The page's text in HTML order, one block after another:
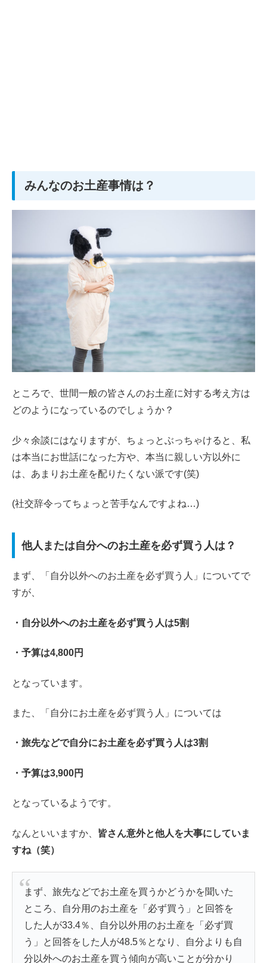
みんなのお土産事情は？
ところで、世間一般の皆さんのお土産に対する考え方は
どのようになっているのでしょうか？
少々余談にはなりますが、ちょっとぶっちゃけると、私
は本当にお世話になった方や、本当に親しい方以外に
は、あまりお土産を配りたくない派です(笑)
(社交辞令ってちょっと苦手なんですよね…)
他人または自分へのお土産を必ず買う人は？
まず、「自分以外へのお土産を必ず買う人」についてで
すが、
・自分以外へのお土産を必ず買う人は5割
・予算は4,800円
となっています。
また、「自分にお土産を必ず買う人」については
・旅先などで自分にお土産を必ず買う人は3割
・予算は3,900円
となっているようです。
なんといいますか、 皆さん意外と他人を大事にしていま
すね（笑）
まず、旅先などでお土産を買うかどうかを聞いた
ところ、自分用のお土産を「必ず買う」と回答を
した人が33.4％、自分以外用のお土産を「必ず買
う」と回答をした人が48.5％となり、自分よりも自
分以外へのお土産を買う傾向が高いことが分かり